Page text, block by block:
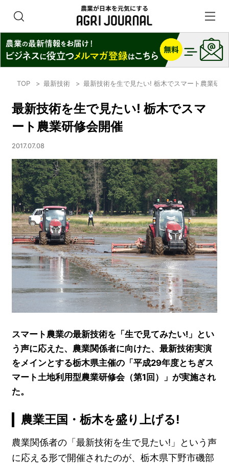
TOP 最新技術 最新技術を生で見たい! 栃木でスマート農業研修
最新技術を生で見たい! 栃木でスマ
ート農業研修会開催
2017.07.08
スマート農業の最新技術を「生で見てみたい!」とい
う声に応えた、農業関係者に向けた、最新技術実演
をメインとする栃木県主催の「平成29年度とちぎス
マート土地利用型農業研修会（第1回）」が実施され
た。
農業王国・栃木を盛り上げる!
農業関係者の「最新技術を生で見たい!」という声
に応える形で開催されたのが、栃木県下野市磯部